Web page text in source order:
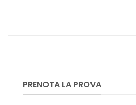
PRENOTA LA PROVA